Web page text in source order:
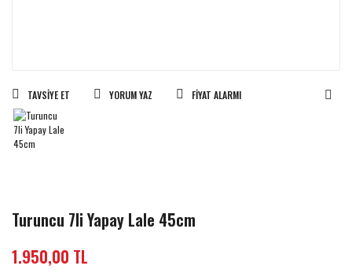
TAVSIYE ET YORUM YAZ FIYAT ALARMI
Turuncu 7li Yapay Lale 45cm
1.950,00 TL